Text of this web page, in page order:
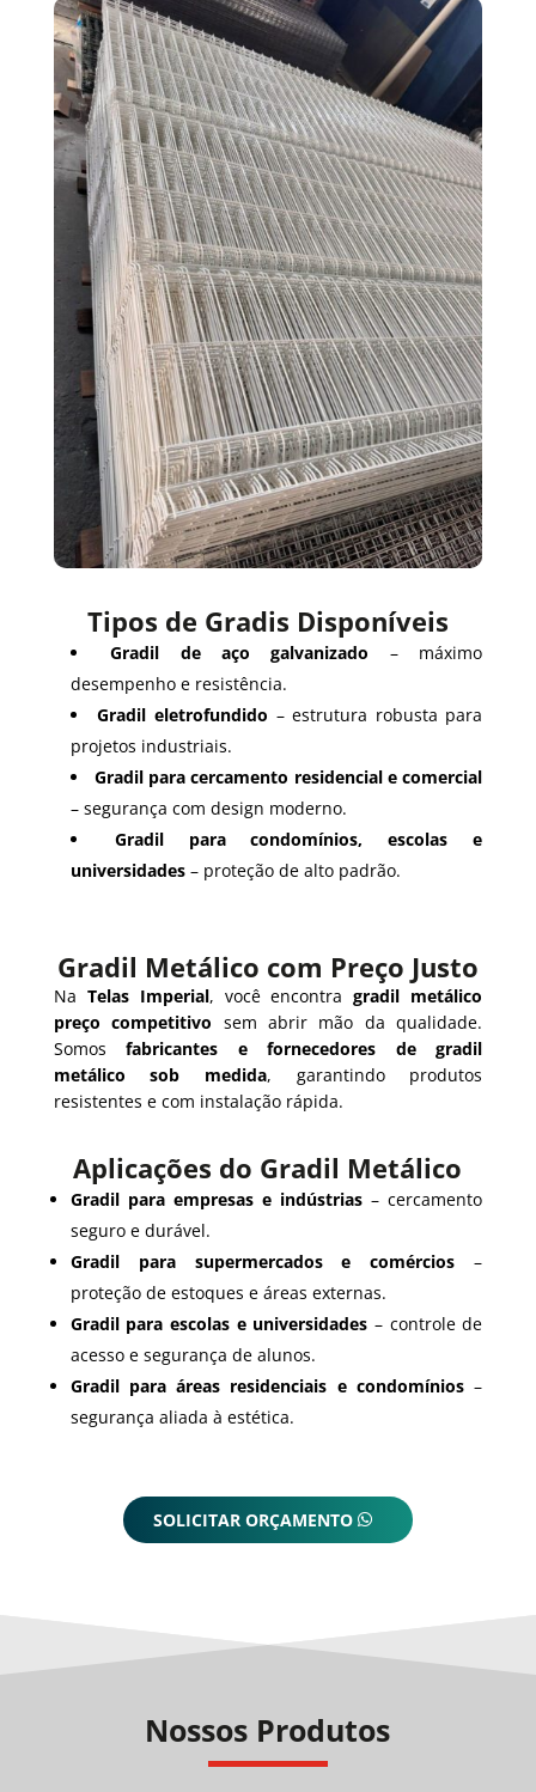
Tipos de Gradis Disponíveis
Gradil de aço galvanizado – máximo
desempenho e resistência.
Gradil eletrofundido – estrutura robusta para
projetos industriais.
Gradil para cercamento residencial e comercial
– segurança com design moderno.
Gradil para condomínios, escolas e
universidades– proteção de alto padrão.
Gradil Metálico com Preço Justo
Na Telas Imperial, você encontragradil metálico
preço competitivo sem abrir mão da qualidade.
Somosfabricantes e fornecedores de gradil
metálico sob medida, garantindo produtos
resistentes e com instalação rápida.
Aplicações do Gradil Metálico
Gradil para empresas e indústrias – cercamento
seguro e durável.
Gradil para supermercados e comércios –
proteção de estoques e áreas externas.
Gradil para escolas e universidades – controle de
acesso e segurança de alunos.
Gradil para áreas residenciais e condomínios–
segurança aliada à estética.
SOLICITAR ORÇAMENTO
Nossos Produtos